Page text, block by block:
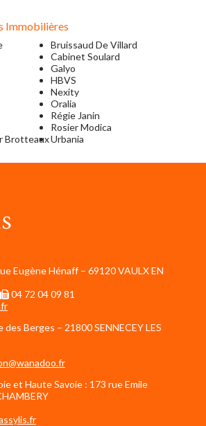
Immobilières
Bruissaud De Villard
Cabinet Soulard
Galyo
HBVS
Nexity
Oralia
Régie Janin
Rosier Modica
BrotteauxUrbania
Eugène Hénaff – 69120 VAULX EN
04 72 04 09 81
Berges – 21800 SENNECEY LES
et Haute Savoie : 173 rue Emile